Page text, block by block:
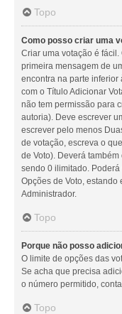
Topo
Como posso criar uma
Criar uma votação é
primeira mensagem de
encontra na parte
com o Título Adicionar
não tem permissão para
autoria). Deve escrever
escrever pelo menos
de votação, escreva o
de Voto). Deverá
sendo 0 ilimitado.
Opções de Voto,
Administrador.
Topo
Porque não posso
O limite de opções das
Se acha que precisa
o número permitido,
Topo